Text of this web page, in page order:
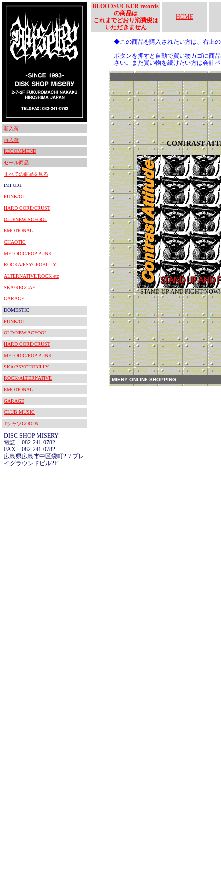
新入荷
再入荷
RECOMMEND
セール商品
すべての商品を見る
IMPORT
PUNK/OI
HARD CORE/CRUST
OLD/NEW SCHOOL
EMOTIONAL
CHAOTIC
MELODIC/POP PUNK
ROCKA/PSYCHOBILLY
ALTERNATIVE/ROCK etc
SKA/REGGAE
GARAGE
DOMESTIC
PUNK/OI
OLD/NEW SCHOOL
HARD CORE/CRUST
MELODIC/POP PUNK
SKA/PSYCHOBILLY
ROCK/ALTERNATIVE
EMOTIONAL
GARAGE
CLUB MUSIC
TシャツGOODS
DISC SHOP MISERY
電話 082-241-0782
FAX 082-241-0782
広島県広島市中区袋町2-7 プレ
イグラウンドビル2F
BLOODSUCKER records
の商品は
これまでどおり消費税は
いただきません
HOME
◆この商品を購入されたい方は、右上
ボタンを押すと自動で買い物カゴに商
さい。まだ買い物を続けたい方は会計
CONTRAST
STAND UP AND FIGHT
MIERY ONLINE SHOPPING